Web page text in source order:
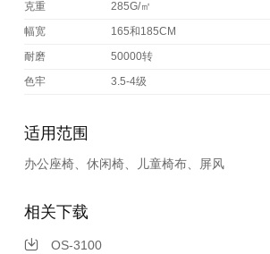
克重
285G/㎡
幅宽
165和185CM
耐磨
50000转
色牢
3.5-4级
适用范围
办公座椅、休闲椅、儿童椅布、屏风
相关下载
OS-3100